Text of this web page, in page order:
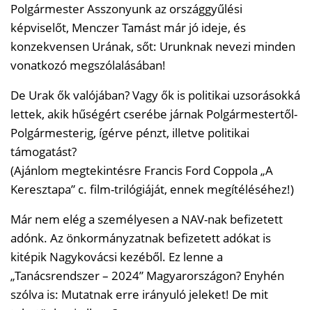
Polgármester Asszonyunk az országgyűlési
képviselőt, Menczer Tamást már jó ideje, és
konzekvensen Urának, sőt: Urunknak nevezi minden
vonatkozó megszólalásában!
De Urak ők valójában? Vagy ők is politikai uzsorásokká
lettek, akik hűségért cserébe járnak Polgármestertől-
Polgármesterig, ígérve pénzt, illetve politikai
támogatást?
(Ajánlom megtekintésre Francis Ford Coppola „A
Keresztapa” c. film-trilógiáját, ennek megítéléséhez!)
Már nem elég a személyesen a NAV-nak befizetett
adónk. Az önkormányzatnak befizetett adókat is
kitépik Nagykovácsi kezéből. Ez lenne a
„Tanácsrendszer – 2024” Magyarországon? Enyhén
szólva is: Mutatnak erre irányuló jeleket! De mit